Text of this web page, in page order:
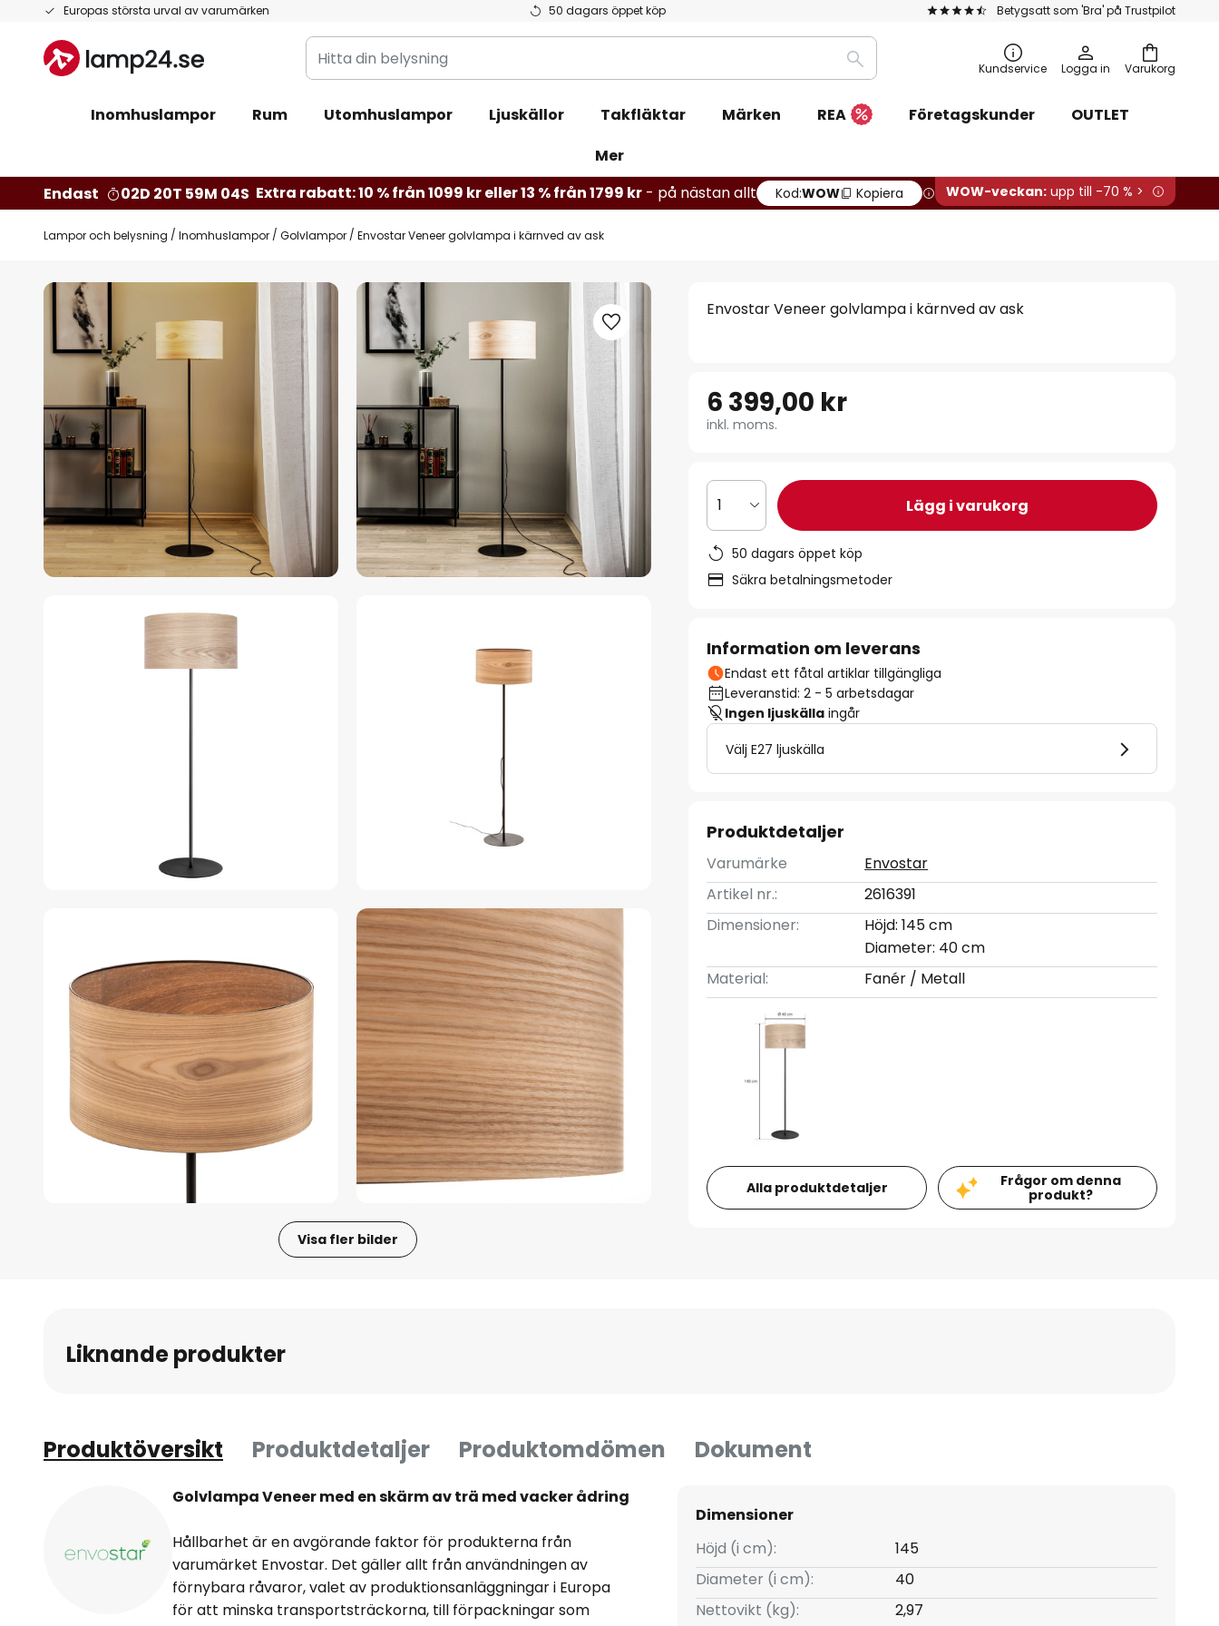
Europas största urval av varumärken 50 dagars öppet köp Betygsatt som 'Bra' på Trustpilot
Hoppa
innehållet
Varukorg
Hitta
din
Sök Kundservice Logga in
Inomhuslampor Rum Utomhuslampor Ljuskällor Takfläktar Märken REA Företagskunder
OUTLET
Mer
Endast
02D 20T 59M 02S Extra rabatt: 10 % från 1099 kr eller 13 % från 1799 kr - på nästan allt Kod:WOW Kopiera WOW-veckan: upp till -70 % >
Lampor och belysning Inomhuslampor Golvlampor Envostar Veneer golvlampa i kärnved av ask
Hoppa
slutet
av
bildgalleriet
Visa fler bilder
bildgalleriet
Envostar Veneer golvlampa i kärnved av ask
6 399,00 kr
inkl. moms.
1 Lägg i varukorg
50 dagars öppet köp
Säkra betalningsmetoder
Information om leverans
Endast ett fåtal artiklar tillgängliga
Leveranstid: 2 - 5 arbetsdagar
Ingen ljuskälla ingår
Välj E27 ljuskälla
Produktdetaljer
Varumärke
Envostar
Artikel nr.:
2616391
Dimensioner:
Höjd: 145 cm
Diameter: 40 cm
Material:
Fanér / Metall
Alla produktdetaljer
Frågor om denna
produkt?
Liknande produkter
Produktöversikt Produktdetaljer Produktomdömen Dokument
Golvlampa Veneer med en skärm av trä med vacker ådring
Hållbarhet är en avgörande faktor för produkterna från
varumärket Envostar. Det gäller allt från användningen av
förnybara råvaror, valet av produktionsanläggningar i Europa
för att minska transportsträckorna, till förpackningar som
Dimensioner
Höjd (i cm):
145
Diameter (i cm):
40
Nettovikt (kg):
2,97